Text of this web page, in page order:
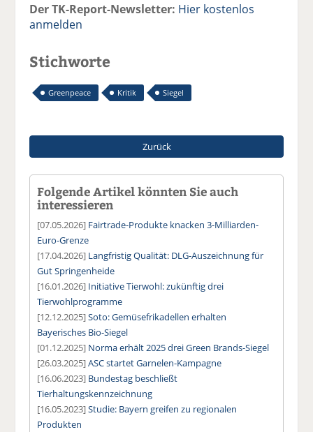
Der TK-Report-Newsletter: Hier kostenlos
anmelden
Stichworte
Greenpeace Kritik Siegel
Zurück
Folgende Artikel könnten Sie auch
interessieren
[07.05.2026] Fairtrade-Produkte knacken 3-Milliarden-
Euro-Grenze
[17.04.2026] Langfristig Qualität: DLG-Auszeichnung für
Gut Springenheide
[16.01.2026] Initiative Tierwohl: zukünftig drei
Tierwohlprogramme
[12.12.2025]Soto: Gemüsefrikadellen erhalten
Bayerisches Bio-Siegel
[01.12.2025] Norma erhält 2025 drei Green Brands-Siegel
[26.03.2025]ASC startet Garnelen-Kampagne
[16.06.2023] Bundestag beschließt
Tierhaltungskennzeichnung
[16.05.2023]Studie: Bayern greifen zu regionalen
Produkten